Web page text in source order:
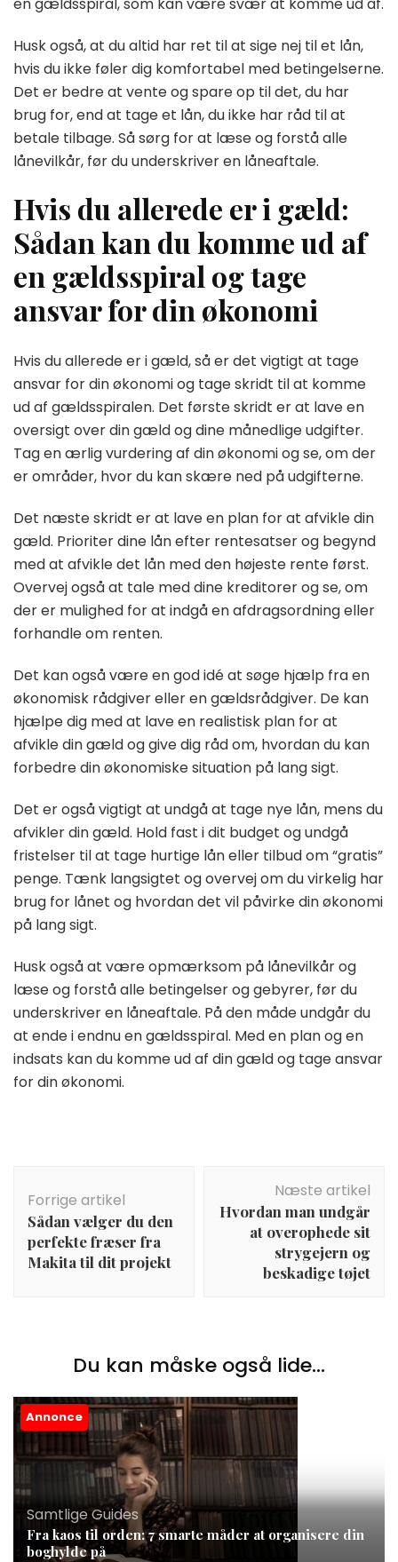
Husk også, at du altid har ret til at sige nej til et lån,
hvis du ikke føler dig komfortabel med betingelserne.
Det er bedre at vente og spare op til det, du har
brug for, end at tage et lån, du ikke har råd til at
betale tilbage. Så sørg for at læse og forstå alle
lånevilkår, før du underskriver en låneaftale.
Hvis du allerede er i gæld:
Sådan kan du komme ud af
en gældsspiral og tage
ansvar for din økonomi
Hvis du allerede er i gæld, så er det vigtigt at tage
ansvar for din økonomi og tage skridt til at komme
ud af gældsspiralen. Det første skridt er at lave en
oversigt over din gæld og dine månedlige udgifter.
Tag en ærlig vurdering af din økonomi og se, om der
er områder, hvor du kan skære ned på udgifterne.
Det næste skridt er at lave en plan for at afvikle din
gæld. Prioriter dine lån efter rentesatser og begynd
med at afvikle det lån med den højeste rente først.
Overvej også at tale med dine kreditorer og se, om
der er mulighed for at indgå en afdragsordning eller
forhandle om renten.
Det kan også være en god idé at søge hjælp fra en
økonomisk rådgiver eller en gældsrådgiver. De kan
hjælpe dig med at lave en realistisk plan for at
afvikle din gæld og give dig råd om, hvordan du kan
forbedre din økonomiske situation på lang sigt.
Det er også vigtigt at undgå at tage nye lån, mens du
afvikler din gæld. Hold fast i dit budget og undgå
fristelser til at tage hurtige lån eller tilbud om “gratis”
penge. Tænk langsigtet og overvej om du virkelig har
brug for lånet og hvordan det vil påvirke din økonomi
på lang sigt.
Husk også at være opmærksom på lånevilkår og
læse og forstå alle betingelser og gebyrer, før du
underskriver en låneaftale. På den måde undgår du
at ende i endnu en gældsspiral. Med en plan og en
indsats kan du komme ud af din gæld og tage ansvar
for din økonomi.
Forrige artikel
Sådan vælger du den
perfekte fræser fra
Makita til dit projekt
Næste artikel
Hvordan man undgår
at overophede sit
strygejern og
beskadige tøjet
Du kan måske også lide...
Annonce
Samtlige Guides
Fra kaos til orden: 7 smarte måder at organisere din
boghylde på